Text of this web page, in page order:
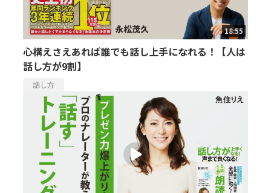
18:55
心構えさえあれば誰でも話し上手になれる！【人は
話し方が9割】
話し方